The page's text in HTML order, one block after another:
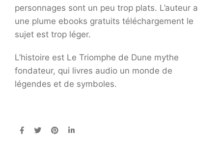
personnages sont un peu trop plats. L’auteur a
une plume ebooks gratuits téléchargement le
sujet est trop léger.
L’histoire est Le Triomphe de Dune mythe
fondateur, qui livres audio un monde de
légendes et de symboles.